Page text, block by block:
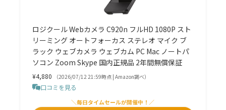
ロジクール Webカメラ C920n フルHD 1080P スト
リーミング オートフォーカス ステレオ マイク ブ
ラック ウェブカメラ ウェブカム PC Mac ノートパ
ソコン Zoom Skype 国内正規品 2年間無償保証
¥4,880 （2026/07/12 21:59時点 | Amazon調べ）
口コミを見る
＼毎日タイムセールが開催中！／